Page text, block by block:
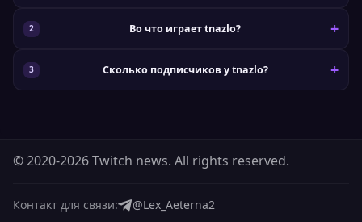
Во что играет tnazlo?
Сколько подписчиков у tnazlo?
© 2020-2026 Twitch news. All rights reserved.
Контакт для связи: @Lex_Aeterna2